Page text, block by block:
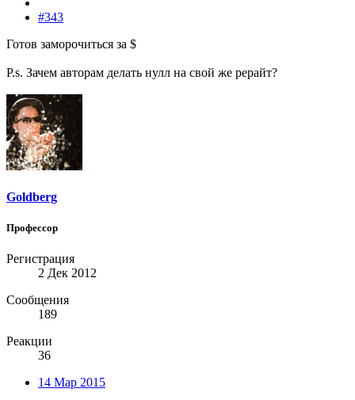
#343
Готов заморочиться за $
P.s. Зачем авторам делать нулл на свой же рерайт?
Goldberg
Профессор
Регистрация
2 Дек 2012
Сообщения
189
Реакции
36
14 Мар 2015